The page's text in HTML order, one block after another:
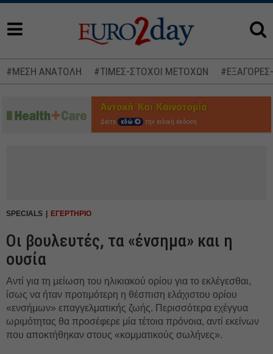
#ΜΕΣΗ ΑΝΑΤΟΛΗ #ΤΙΜΕΣ-ΣΤΟΧΟΙ ΜΕΤΟΧΩΝ
Δείτε εδώ την ειδική έκδοση
SPECIALS ΕΓΕΡΤΗΡΙΟ
Οι βουλευτές, τα «ένσημα» και η
ουσία
Αντί για τη μείωση του ηλικιακού ορίου για το εκλέγεσθαι,
ίσως να ήταν προτιμότερη η θέσπιση ελάχιστου ορίου
«ενσήμων» επαγγελματικής ζωής. Περισσότερα εχέγγυα
ωριμότητας θα προσέφερε μία τέτοια πρόνοια, αντί εκείνων
που αποκτήθηκαν στους «κομματικούς σωλήνες».